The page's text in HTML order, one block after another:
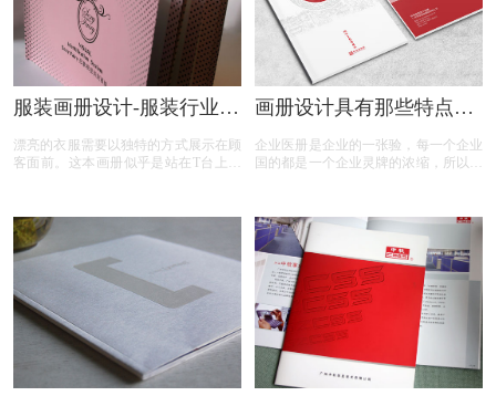
服装画册设计-服装行业画
漂亮的衣服需要以独特的方式展示在顾
客面前。这本画册似乎是站在T台上进
以及模特所依附的服装的气场和位置。
因此，石特品牌设计总结出下面几点对
设计服装画册十分有用。
画册设计具有那些特点与
企业医册是企业的一张验，每一个企业
国的都是一个企业灵牌的浓缩，所以企
做画册设计需妥具有郭些要点特性？